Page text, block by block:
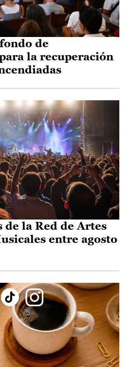
de
la recuperación
de la Red de Artes
entre agosto